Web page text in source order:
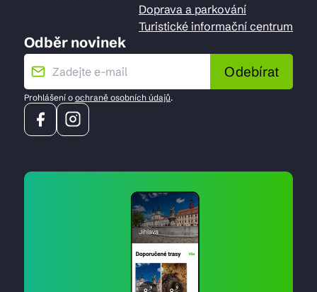
Doprava a parkování
Turistické informační centrum
Odběr novinek
Odebírat
Prohlášení o ochraně osobních údajů.